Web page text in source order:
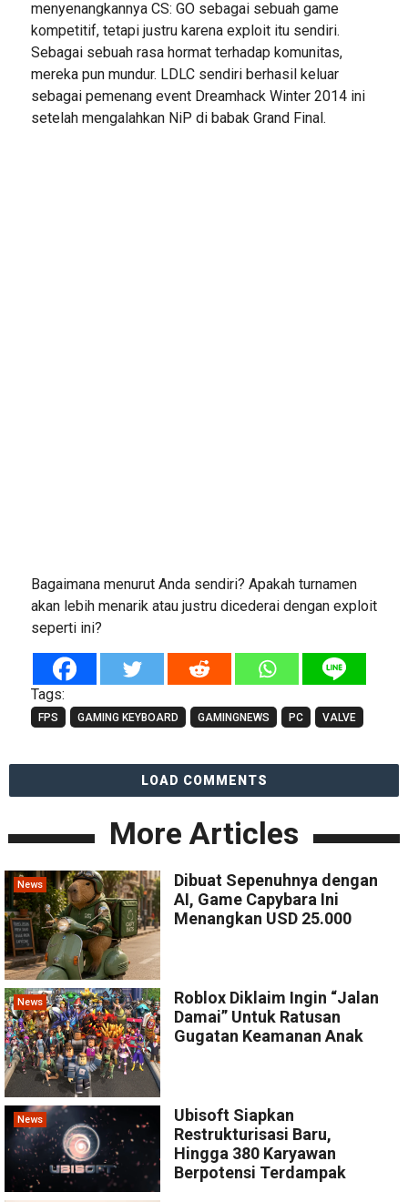
menyenangkannya CS: GO sebagai sebuah game
kompetitif, tetapi justru karena exploit itu sendiri.
Sebagai sebuah rasa hormat terhadap komunitas,
mereka pun mundur. LDLC sendiri berhasil keluar
sebagai pemenang event Dreamhack Winter 2014 ini
setelah mengalahkan NiP di babak Grand Final.
Bagaimana menurut Anda sendiri? Apakah turnamen
akan lebih menarik atau justru dicederai dengan exploit
seperti ini?
Tags:
FPS GAMING KEYBOARD GAMINGNEWS PC VALVE
LOAD COMMENTS
More Articles
News
Dibuat Sepenuhnya dengan
AI, Game Capybara Ini
Menangkan USD 25.000
News
Roblox Diklaim Ingin “Jalan
Damai” Untuk Ratusan
Gugatan Keamanan Anak
News
Ubisoft Siapkan
Restrukturisasi Baru,
Hingga 380 Karyawan
Berpotensi Terdampak